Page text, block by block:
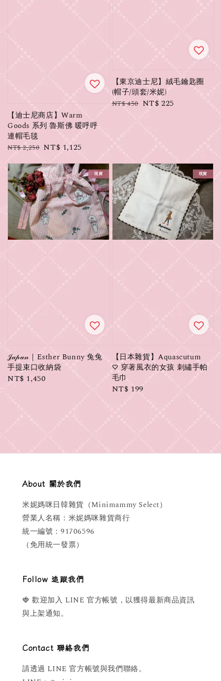
【迪士尼商店】Warm
Goods 系列 魯斯佛 暖呼呼
連帽毛毯
Regular
NT$ 2,250 Sale
NT$ 1,125
【東京迪士尼】絨毛鑰匙圈
(帽子/頭套/米妮)
Regular
NT$ 450 Sale
NT$ 225
現貨
𝒥𝒶𝓅𝒶𝓃｜Esther Bunny 兔兔
手提束口收納袋
Regular
NT$ 1,450
現貨
【日本雜貨】Aquascutum
♡ 穿著風衣的女孩 刺繡手帕
毛巾
Regular
NT$ 199
About 關於我們
米妮媽咪日韓雜貨（Minimammy Select）
營業人名稱：米妮媽咪雜貨商行
統一編號：91706596
（免用統一發票）
Follow 追蹤我們
🍓 歡迎加入 LINE 官方帳號，以獲得最新商品資訊
與上架通知。
Contact 聯絡我們
請透過 LINE 官方帳號與我們聯絡。